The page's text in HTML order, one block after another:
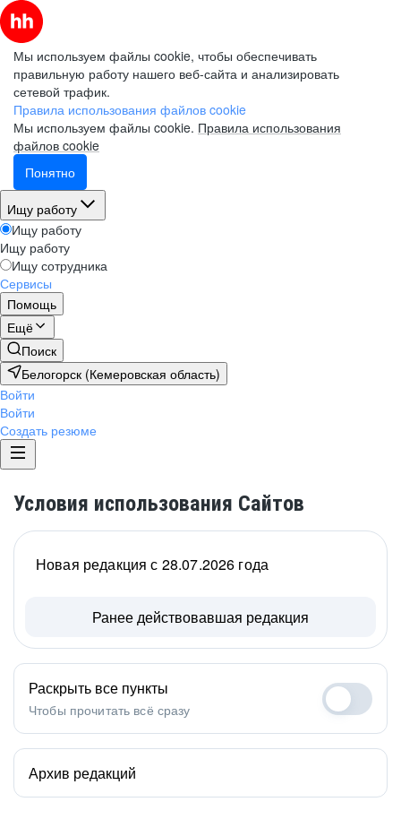
Мы используем файлы cookie, чтобы обеспечивать
правильную работу нашего веб-сайта и анализировать
сетевой трафик.
Правила использования файлов cookie
Мы используем файлы cookie. Правила использования
файлов cookie
Понятно
Ищу работу
Ищу работу
Ищу работу
Ищу сотрудника
Сервисы
Помощь
Ещё
Поиск
Белогорск (Кемеровская область)
Войти
Войти
Создать резюме
Условия использования Сайтов
Новая редакция с 28.07.2026 года
Ранее действовавшая редакция
Раскрыть все пункты
Чтобы прочитать всё сразу
Архив редакций